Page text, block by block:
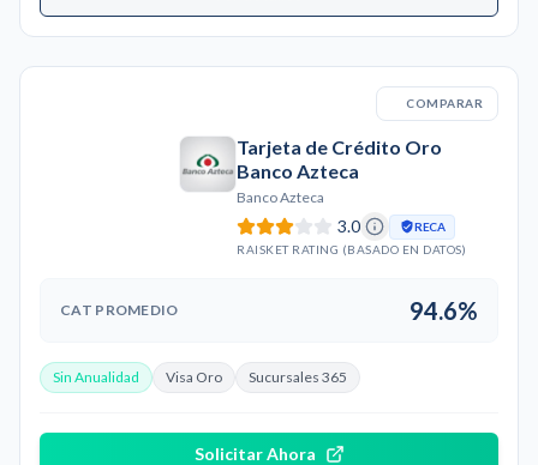
COMPARAR
Tarjeta de Crédito Oro
Banco Azteca
Banco Azteca
3.0
RECA
RAISKET RATING (BASADO EN DATOS)
CAT PROMEDIO 94.6%
Sin Anualidad Visa Oro Sucursales 365
Solicitar Ahora